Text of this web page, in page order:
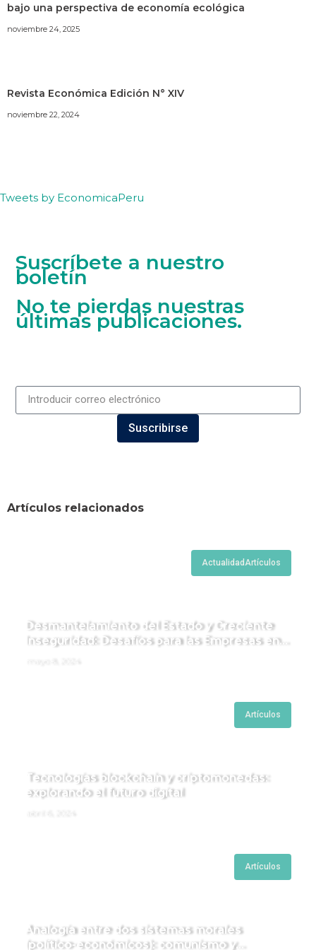
bajo una perspectiva de economía ecológica
noviembre 24, 2025
Revista Económica Edición N° XIV
noviembre 22, 2024
Tweets by EconomicaPeru
Suscríbete a nuestro
boletín
No te pierdas nuestras
últimas publicaciones.
Suscribirse
Artículos relacionados
Actualidad Artículos
Desmantelamiento del Estado y Creciente
Inseguridad: Desafíos para las Empresas en
Artículos
Tecnologías blockchain y criptomonedas:
explorando el futuro digital
Artículos
Analogía entre dos sistemas morales
(político-económicos): comunismo y